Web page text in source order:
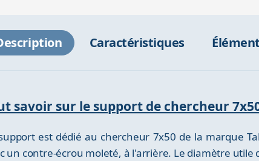
Caractéristiques
savoir sur le support de chercheur
est dédié au chercheur 7x50 de la marque
un contre-écrou moleté, à l'arrière. Le diamètre utile